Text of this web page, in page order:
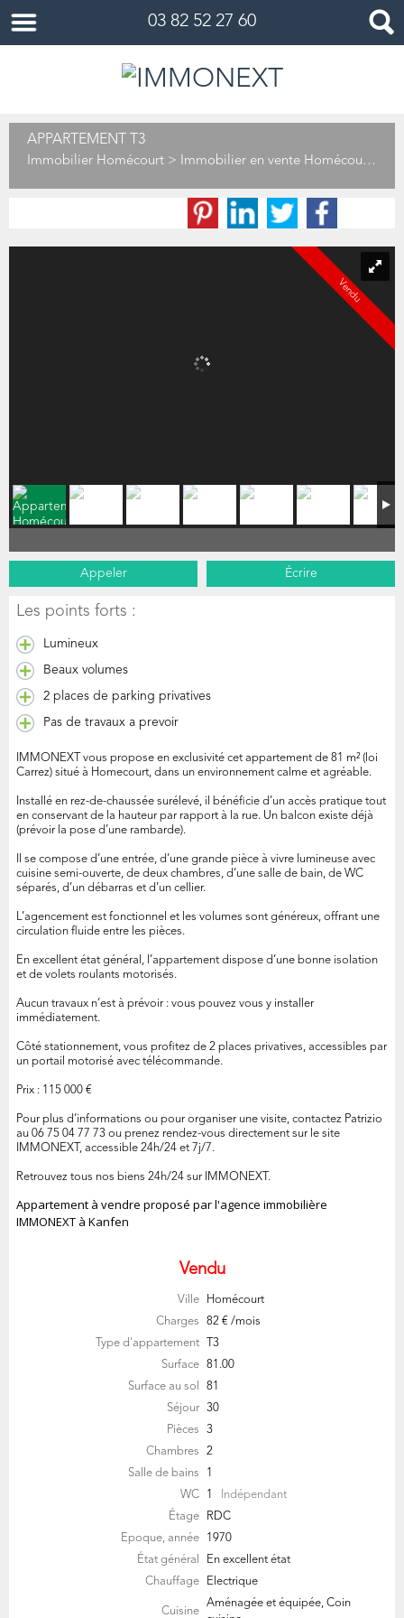
03 82 52 27 60
APPARTEMENT T3
Immobilier Homécourt > Immobilier en vente Homécourt
Vendu
Appeler Écrire
Les points forts :
Lumineux
Beaux volumes
2 places de parking privatives
Pas de travaux a prevoir
IMMONEXT vous propose en exclusivité cet appartement de 81 m² (loi
Carrez) situé à Homecourt, dans un environnement calme et agréable.
Installé en rez-de-chaussée surélevé, il bénéficie d’un accès pratique tout
en conservant de la hauteur par rapport à la rue. Un balcon existe déjà
(prévoir la pose d’une rambarde).
Il se compose d’une entrée, d’une grande pièce à vivre lumineuse avec
cuisine semi-ouverte, de deux chambres, d’une salle de bain, de WC
séparés, d’un débarras et d’un cellier.
L’agencement est fonctionnel et les volumes sont généreux, offrant une
circulation fluide entre les pièces.
En excellent état général, l’appartement dispose d’une bonne isolation
et de volets roulants motorisés.
Aucun travaux n’est à prévoir : vous pouvez vous y installer
immédiatement.
Côté stationnement, vous profitez de 2 places privatives, accessibles par
un portail motorisé avec télécommande.
Prix : 115 000 €
Pour plus d’informations ou pour organiser une visite, contactez Patrizio
au 06 75 04 77 73 ou prenez rendez-vous directement sur le site
IMMONEXT, accessible 24h/24 et 7j/7.
Retrouvez tous nos biens 24h/24 sur IMMONEXT.
Appartement à vendre proposé par l'agence immobilière
IMMONEXT à Kanfen
Vendu
Ville
Homécourt
Charges
82 € /mois
Type d'appartement
T3
Surface
81.00
Surface au sol
81
Séjour
30
Pièces
3
Chambres
2
Salle de bains
1
WC
1
Indépendant
Étage
RDC
Epoque, année
1970
État général
En excellent état
Chauffage
Electrique
Cuisine
Aménagée et équipée, Coin